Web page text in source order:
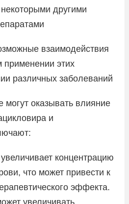
другими
взаимодействия
этих
различных заболеваний
могут оказывать влияние
и
концентрацию
что может привести к
эффекта.
увеличивать